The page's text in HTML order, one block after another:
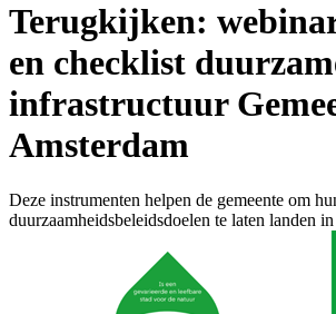
Terugkijken:
en checklist
infrastructuur
Amsterdam
Deze instrumenten helpen de gemeente om
duurzaamheidsbeleidsdoelen te laten landen